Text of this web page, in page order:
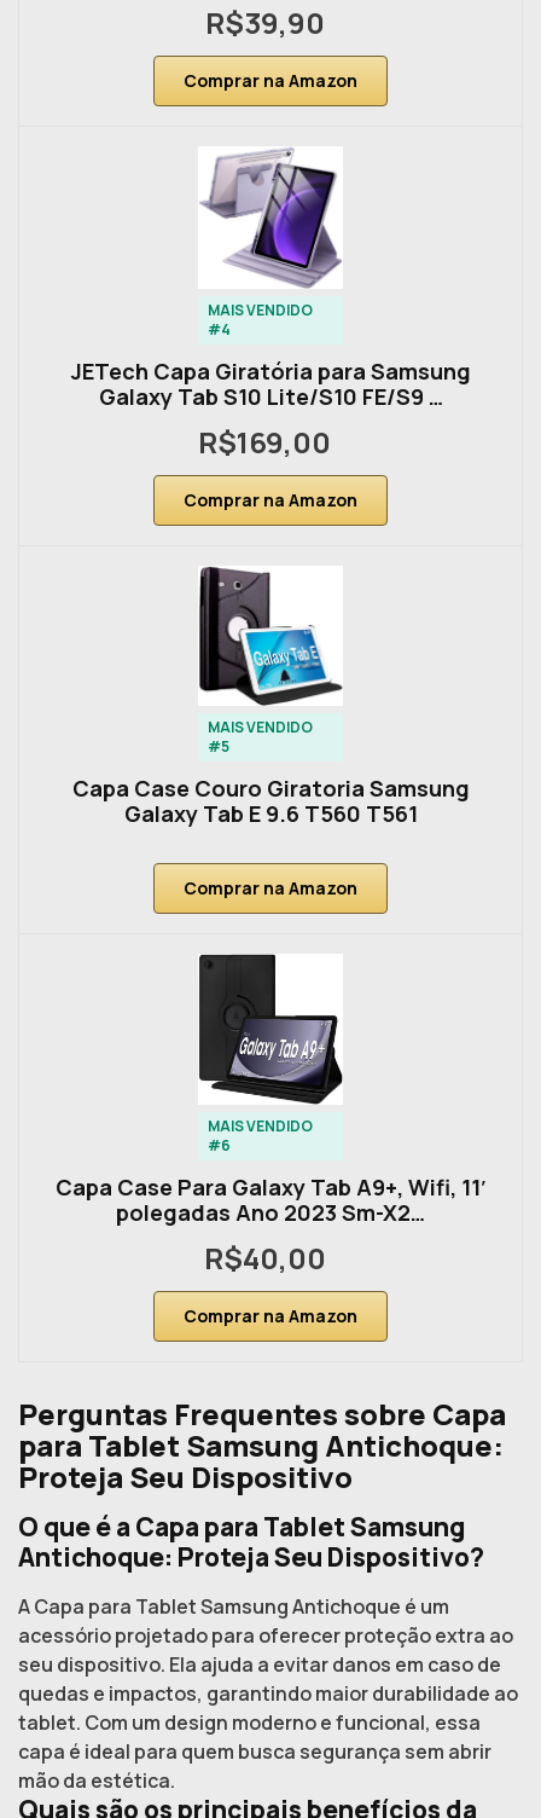
R$39,90
Comprar na Amazon
MAIS VENDIDO
#4
JETech Capa Giratória para Samsung
Galaxy Tab S10 Lite/S10 FE/S9 …
R$169,00
Comprar na Amazon
MAIS VENDIDO
#5
Capa Case Couro Giratoria Samsung
Galaxy Tab E 9.6 T560 T561
Comprar na Amazon
MAIS VENDIDO
#6
Capa Case Para Galaxy Tab A9+, Wifi, 11′
polegadas Ano 2023 Sm-X2…
R$40,00
Comprar na Amazon
Perguntas Frequentes sobre Capa
para Tablet Samsung Antichoque:
Proteja Seu Dispositivo
O que é a Capa para Tablet Samsung
Antichoque: Proteja Seu Dispositivo?
A Capa para Tablet Samsung Antichoque é um
acessório projetado para oferecer proteção extra ao
seu dispositivo. Ela ajuda a evitar danos em caso de
quedas e impactos, garantindo maior durabilidade ao
tablet. Com um design moderno e funcional, essa
capa é ideal para quem busca segurança sem abrir
mão da estética.
Quais são os principais benefícios da